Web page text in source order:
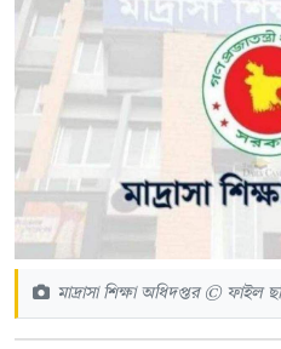
মাদ্রাসা শিক্ষা অধিদপ্তর © ফাইল